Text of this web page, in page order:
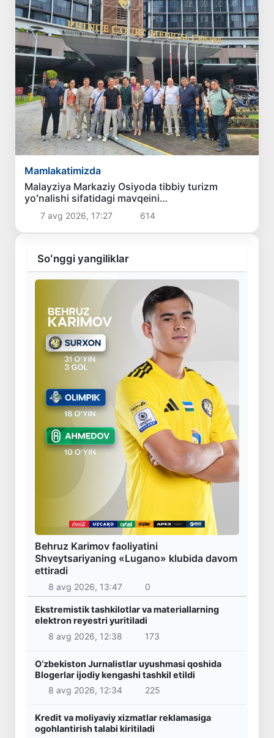
Mamlakatimizda
Malayziya Markaziy Osiyoda tibbiy turizm
yoʻnalishi sifatidagi mavqeini
mustahkamlamoqda
7 avg 2026, 17:27 614
Soʻnggi yangiliklar
Behruz Karimov faoliyatini
Shveytsariyaning «Lugano» klubida davom
ettiradi
8 avg 2026, 13:47 0
Ekstremistik tashkilotlar va materiallarning
elektron reyestri yuritiladi
8 avg 2026, 12:38
173
O‘zbekiston Jurnalistlar uyushmasi qoshida
Blogerlar ijodiy kengashi tashkil etildi
8 avg 2026, 12:34
225
Kredit va moliyaviy xizmatlar reklamasiga
ogohlantirish talabi kiritiladi